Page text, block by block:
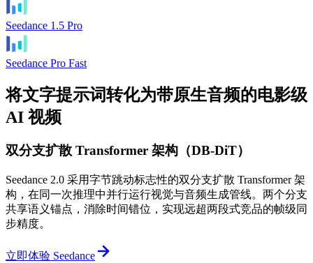
Seedance 1.5 Pro
Seedance Pro Fast
将文字提示词转化为带原生音频的电影级
AI 视频
双分支扩散 Transformer 架构（DB-DiT）
Seedance 2.0 采用字节跳动标志性的双分支扩散 Transformer 架
构，在同一次推理中并行运行视觉与音频生成管线。两个分支
共享语义锚点，消除时间错位，实现远超两段式竞品的帧级同
步精度。
立即体验 Seedance